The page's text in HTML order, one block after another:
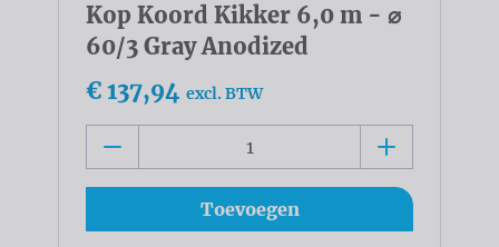
Kop Koord Kikker 6,0 m - ⌀
60/3 Gray Anodized
€ 137,94 excl. BTW
Toevoegen